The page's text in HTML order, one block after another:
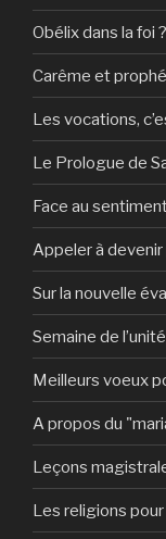
Obélix dans la foi ?
Carême et
Les vocations,
Le Prologue de
Face au
Appeler à
Sur la nouvelle
Semaine de
Meilleurs voeux
A propos du
Leçons
Les religions pour